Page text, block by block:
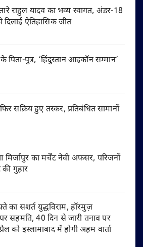
राहुल यादव का भव्य स्वागत, अंडर-18
ऐतिहासिक जीत
पुत्र, ‘हिंदुस्तान आइकॉन सम्मान’
सक्रिय हुए तस्कर, प्रतिबंधित सामानों
का मर्चेंट नेवी अफसर, परिजनों
गुहार
का सशर्त युद्धविराम, हॉरमुज़
40 दिन से जारी तनाव पर
को इस्लामाबाद में होगी अहम वार्ता